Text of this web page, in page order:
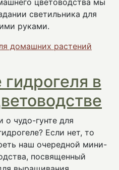
цветоводства мы
светильника для
руками.
домашних растений
в
чудо-гунте для
Если нет, то
наш очередной мини-
посвященный